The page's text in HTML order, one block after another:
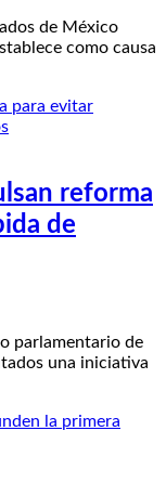
de México
como causa
reforma
de
parlamentario de
una iniciativa